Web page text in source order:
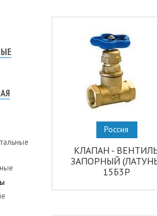
Россия
КЛАПАН -
ЗАПОРНЫЙ
15Б3Р